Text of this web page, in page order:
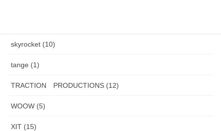
skyrocket (10)
tange (1)
TRACTION PRODUCTIONS (12)
WOOW (5)
XIT (15)